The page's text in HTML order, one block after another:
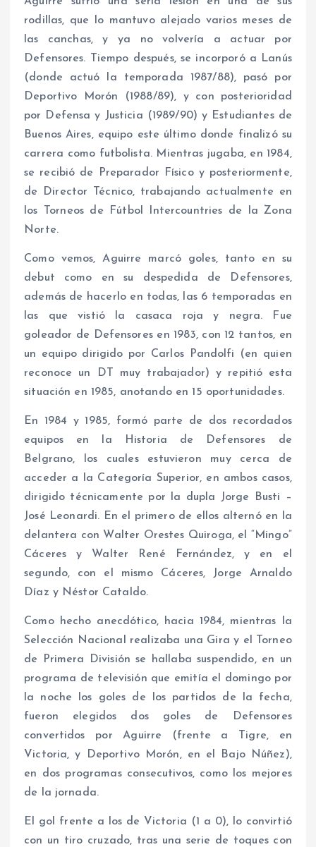
rodillas, que lo mantuvo alejado varios meses de
las canchas, y ya no volvería a actuar por
Defensores. Tiempo después, se incorporó a Lanús
(donde actuó la temporada 1987/88), pasó por
Deportivo Morón (1988/89), y con posterioridad
por Defensa y Justicia (1989/90) y Estudiantes de
Buenos Aires, equipo este último donde finalizó su
carrera como futbolista. Mientras jugaba, en 1984,
se recibió de Preparador Físico y posteriormente,
de Director Técnico, trabajando actualmente en
los Torneos de Fútbol Intercountries de la Zona
Norte.
Como vemos, Aguirre marcó goles, tanto en su
debut como en su despedida de Defensores,
además de hacerlo en todas, las 6 temporadas en
las que vistió la casaca roja y negra. Fue
goleador de Defensores en 1983, con 12 tantos, en
un equipo dirigido por Carlos Pandolfi (en quien
reconoce un DT muy trabajador) y repitió esta
situación en 1985, anotando en 15 oportunidades.
En 1984 y 1985, formó parte de dos recordados
equipos en la Historia de Defensores de
Belgrano, los cuales estuvieron muy cerca de
acceder a la Categoría Superior, en ambos casos,
dirigido técnicamente por la dupla Jorge Busti –
José Leonardi. En el primero de ellos alternó en la
delantera con Walter Orestes Quiroga, el “Mingo”
Cáceres y Walter René Fernández, y en el
segundo, con el mismo Cáceres, Jorge Arnaldo
Díaz y Néstor Cataldo.
Como hecho anecdótico, hacia 1984, mientras la
Selección Nacional realizaba una Gira y el Torneo
de Primera División se hallaba suspendido, en un
programa de televisión que emitía el domingo por
la noche los goles de los partidos de la fecha,
fueron elegidos dos goles de Defensores
convertidos por Aguirre (frente a Tigre, en
Victoria, y Deportivo Morón, en el Bajo Núñez),
en dos programas consecutivos, como los mejores
de la jornada.
El gol frente a los de Victoria (1 a 0), lo convirtió
con un tiro cruzado, tras una serie de toques con